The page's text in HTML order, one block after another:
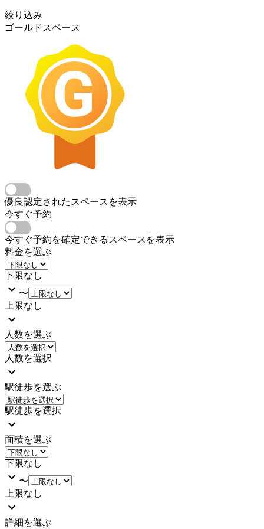
絞り込み
ゴールドスペース
優良認定されたスペースを表示
今すぐ予約
今すぐ予約を確定できるスペースを表示
料金を選ぶ
下限なし
〜
上限なし
人数を選ぶ
人数を選択
駅徒歩を選ぶ
駅徒歩を選択
面積を選ぶ
下限なし
〜
上限なし
詳細を選ぶ